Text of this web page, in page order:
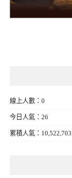
線上人數：0
今日人氣：26
累積人氣：10,522,703